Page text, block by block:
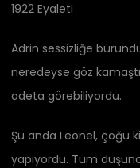
1922 Eyaleti
Adrin sessizliğe
neredeyse göz
adeta görebiliyordu.
Şu anda Leonel, çoğu
yapıyordu. Tüm